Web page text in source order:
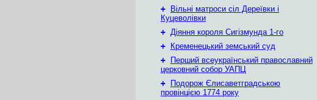
+
Вільні матроси сіл Дереївки і
Куцеволівки
+ Діяння короля Сигізмунда 1-го
+
Кременецький земський суд
+
Перший всеукраїнський православний
церковний собор УАПЦ
+
Подорож Єлисаветградською
провінцією 1774 року